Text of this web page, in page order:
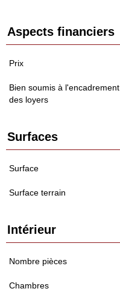
Aspects financiers
Prix
Bien soumis à l'encadrement
des loyers
Surfaces
Surface
Surface terrain
Intérieur
Nombre pièces
Chambres